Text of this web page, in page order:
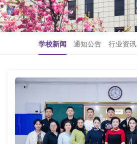
学校新闻 通知公告 行业资讯